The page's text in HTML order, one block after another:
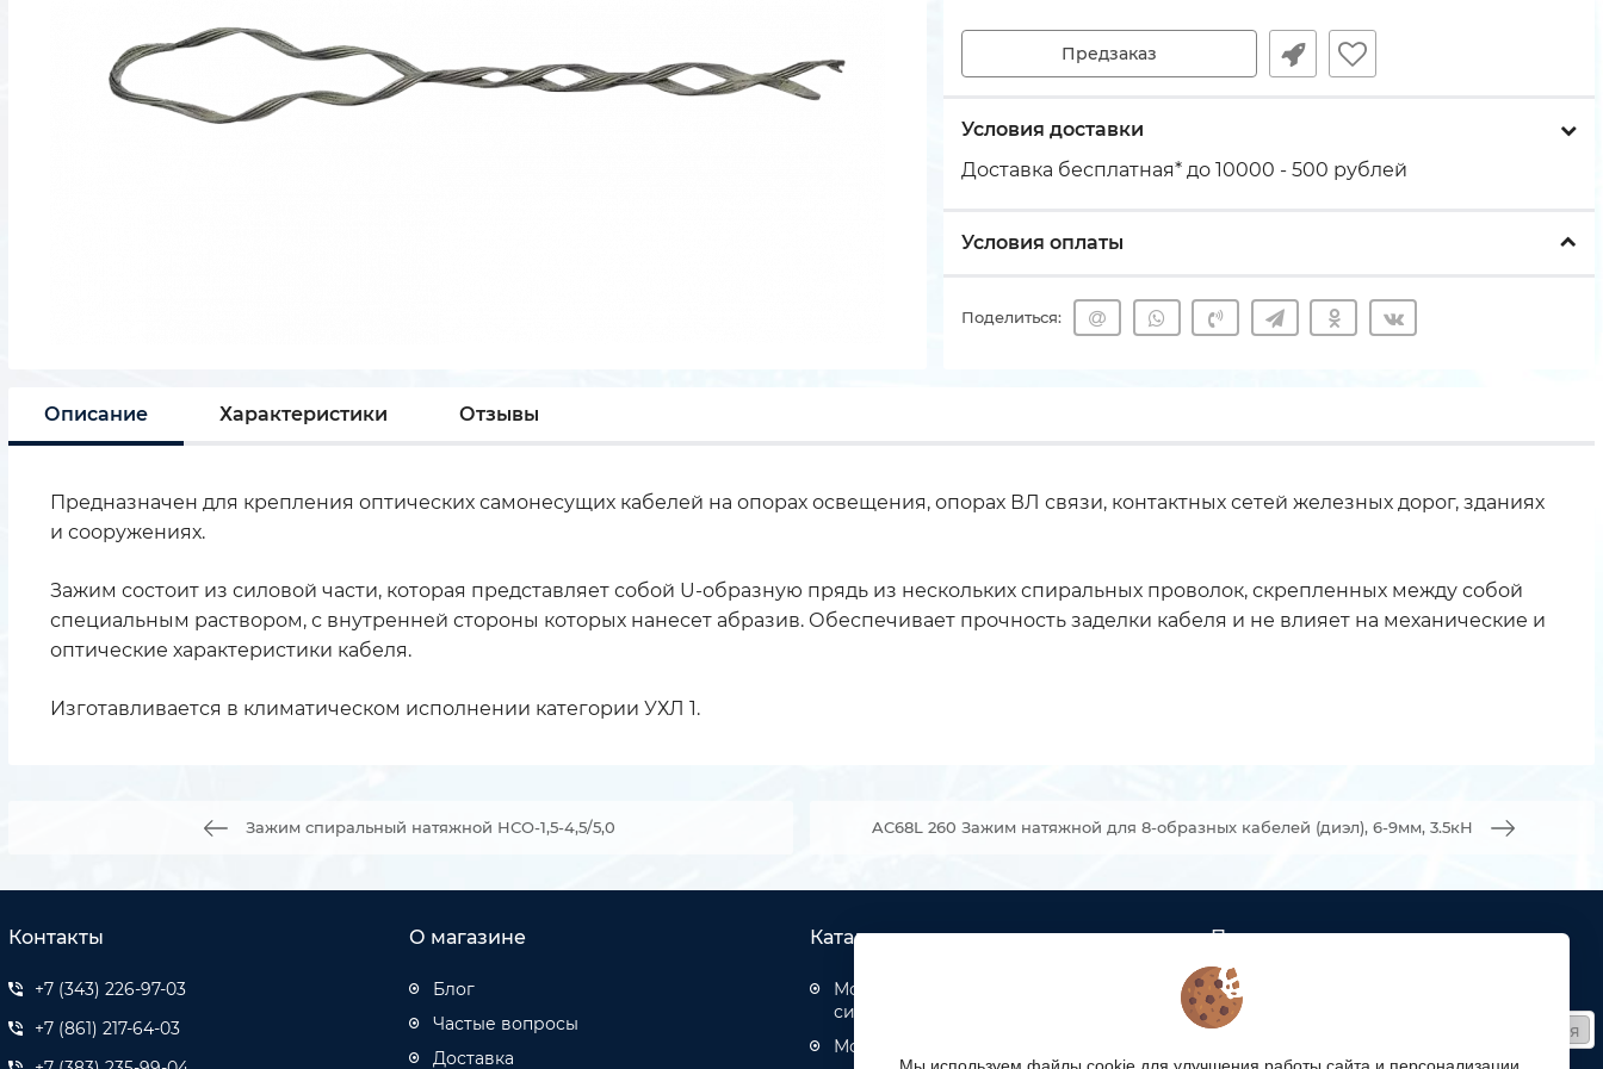
Предзаказ
Условия доставки
Доставка бесплатная* до 10000 - 500 рублей
Условия оплаты
Поделиться:
Описание Характеристики Отзывы
Предназначен для крепления оптических самонесущих кабелей на опорах освещения, опорах ВЛ связи, контактных сетей железных дорог, зданиях
и сооружениях.
Зажим состоит из силовой части, которая представляет собой U-образную прядь из нескольких спиральных проволок, скрепленных между собой
специальным раствором, с внутренней стороны которых нанесет абразив. Обеспечивает прочность заделки кабеля и не влияет на механические и
оптические характеристики кабеля.
Изготавливается в климатическом исполнении категории УХЛ 1.
Зажим спиральный натяжной НСО-1,5-4,5/5,0 AC68L 260 Зажим натяжной для 8-образных кабелей (диэл), 6-9мм, 3.5кН
Контакты
+7 (343) 226-97-03
+7 (861) 217-64-03
О магазине
Блог
Частые вопросы
Доставка
Каталог товаров
Монтаж структурированных кабельных
систем
Монтаж оптических кабелей связи
Подписка
Получайте только полезные статьи!
Подписаться